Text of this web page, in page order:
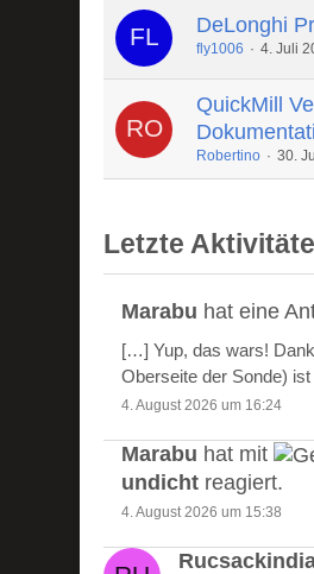
DeLonghi
fly1006 4. Juli
QuickMill
Robertino 30.
Letzte
Marabu hat eine
[…] Yup, das wars!
Oberseite der Sonde)
4. August 2026 um 16:24
Marabu hat mit
undicht reagiert.
4. August 2026 um 15:38